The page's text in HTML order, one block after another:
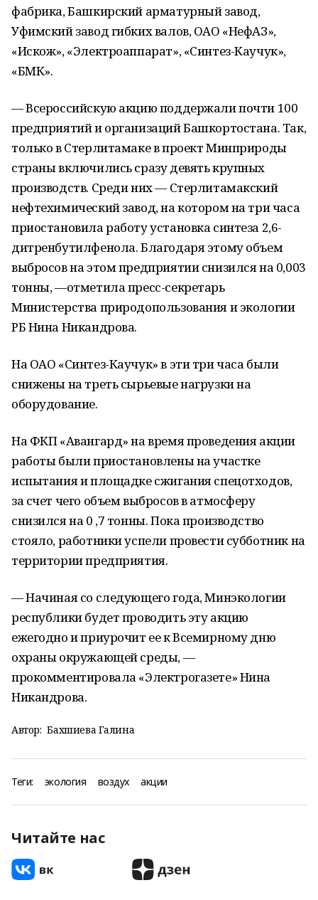
фабрика, Башкирский арматурный завод,
Уфимский завод гибких валов, ОАО «НефАЗ»,
«Искож», «Электроаппарат», «Синтез-Каучук»,
«БМК».
— Всероссийскую акцию поддержали почти 100
предприятий и организаций Башкортостана. Так,
только в Стерлитамаке в проект Минприроды
страны включились сразу девять крупных
производств. Среди них — Стерлитамакский
нефтехимический завод, на котором на три часа
приостановила работу установка синтеза 2,6-
дитренбутилфенола. Благодаря этому объем
выбросов на этом предприятии снизился на 0,003
тонны, —отметила пресс-секретарь
Министерства природопользования и экологии
РБ Нина Никандрова.
На ОАО «Синтез-Каучук» в эти три часа были
снижены на треть сырьевые нагрузки на
оборудование.
На ФКП «Авангард» на время проведения акции
работы были приостановлены на участке
испытания и площадке сжигания спецотходов,
за счет чего объем выбросов в атмосферу
снизился на 0 ,7 тонны. Пока производство
стояло, работники успели провести субботник на
территории предприятия.
— Начиная со следующего года, Минэкологии
республики будет проводить эту акцию
ежегодно и приурочит ее к Всемирному дню
охраны окружающей среды, —
прокомментировала «Электрогазете» Нина
Никандрова.
Автор: Бахшиева Галина
Теги: экология воздух акции
Читайте нас